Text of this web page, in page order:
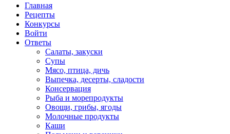
Главная
Рецепты
Конкурсы
Войти
Ответы
Салаты, закуски
Супы
Мясо, птица, дичь
Выпечка, десерты, сладости
Консервация
Рыба и морепродукты
Овощи, грибы, ягоды
Молочные продукты
Каши